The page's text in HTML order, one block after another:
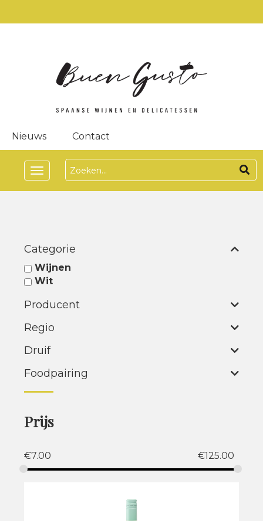
Nieuws Contact
Toggle
Categorie
Wijnen
Wit
Producent
Regio
Druif
Foodpairing
Prijs
€7.00 €125.00